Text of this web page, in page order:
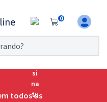
0
da
todos os